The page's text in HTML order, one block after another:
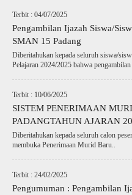
Terbit : 04/07/2025
Pengambilan Ijazah Siswa/
SMAN 15 Padang
Diberitahukan kepada seluruh siswa/
Pelajaran 2024/2025 bahwa pengambilan
Terbit : 10/06/2025
SISTEM PENERIMAAN
PADANGTAHUN AJARAN
Diberitahukan kepada seluruh calon
membuka Penerimaan Murid Baru..
Terbit : 24/02/2025
Pengumuman : Pengambilan